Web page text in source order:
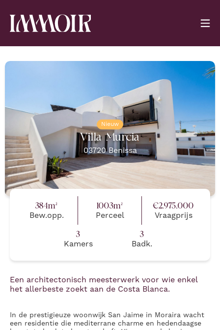
Nieuw
Villa Murcia
03720 Benissa
384m²
Bew.opp.
1003m²
Perceel
€2.975.000
Vraagprijs
3
Kamers
3
Badk.
Een architectonisch meesterwerk voor wie enkel
het allerbeste zoekt aan de Costa Blanca.
In de prestigieuze woonwijk San Jaime in Moraira wacht
een residentie die mediterrane charme en hedendaagse